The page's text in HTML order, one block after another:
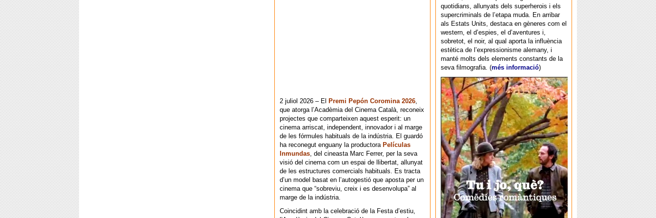
quotidians, allunyats dels superherois i els
supercriminals de l’etapa muda. En arribar
als Estats Units, destaca en gèneres com el
western, el d’espies, el d’aventures i,
sobretot, el noir, al qual aporta la influència
estètica de l’expressionisme alemany, i
manté molts dels elements constants de la
seva filmografia. (més informació)
2 juliol 2026 – El Premi Pepón Coromina 2026,
que atorga l’Acadèmia del Cinema Català, reconeix
projectes que comparteixen aquest esperit: un
cinema arriscat, independent, innovador i al marge
de les fórmules habituals de la indústria. El guardó
ha reconegut enguany la productora Películas
Inmundas, del cineasta Marc Ferrer, per la seva
visió del cinema com un espai de llibertat, allunyat
de les estructures comercials habituals. Es tracta
d’un model basat en l’autogestió que aposta per un
cinema que “sobreviu, creix i es desenvolupa” al
marge de la indústria.
Coincidint amb la celebració de la Festa d’estiu,